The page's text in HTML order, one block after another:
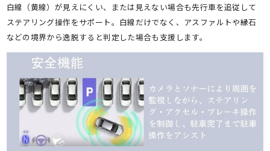
白線（黄線）が見えにくい、または見えない場合も先行車を追従して
ステアリング操作をサポート。白線だけでなく、アスファルトや縁石
などの境界から逸脱すると判定した場合も支援します。